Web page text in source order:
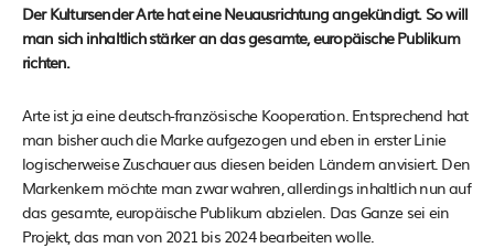
Der Kultursender Arte hat eine Neuausrichtung angekündigt. So will
man sich inhaltlich stärker an das gesamte, europäische Publikum
richten.
Arte ist ja eine deutsch-französische Kooperation. Entsprechend hat
man bisher auch die Marke aufgezogen und eben in erster Linie
logischerweise Zuschauer aus diesen beiden Ländern anvisiert. Den
Markenkern möchte man zwar wahren, allerdings inhaltlich nun auf
das gesamte, europäische Publikum abzielen. Das Ganze sei ein
Projekt, das man von 2021 bis 2024 bearbeiten wolle.